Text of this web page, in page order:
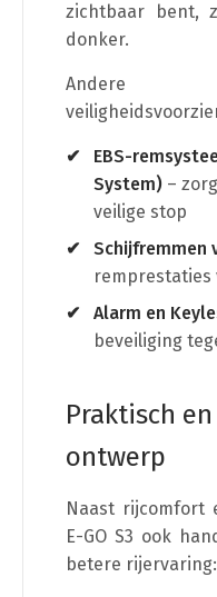
zichtbaar bent,
donker.
Andere
EBS-
System) –
veilige stop
Schijfremmen
remprestaties
Alarm en
beveiliging
Praktisch
ontwerp
Naast rijcomfort
E-GO S3 ook
betere rijervaring: